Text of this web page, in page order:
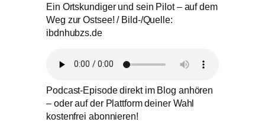
Ein Ortskundiger und sein Pilot – auf dem
Weg zur Ostsee! / Bild-/Quelle:
ibdnhubzs.de
Podcast-Episode direkt im Blog anhören
– oder auf der Plattform deiner Wahl
kostenfrei abonnieren!